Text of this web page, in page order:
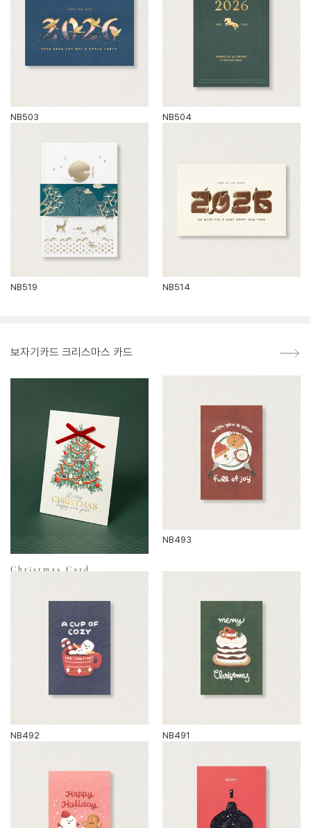
NB503 NB504
NB519 NB514
보자기카드 크리스마스 카드
Christmas Card
NB493
NB492 NB491